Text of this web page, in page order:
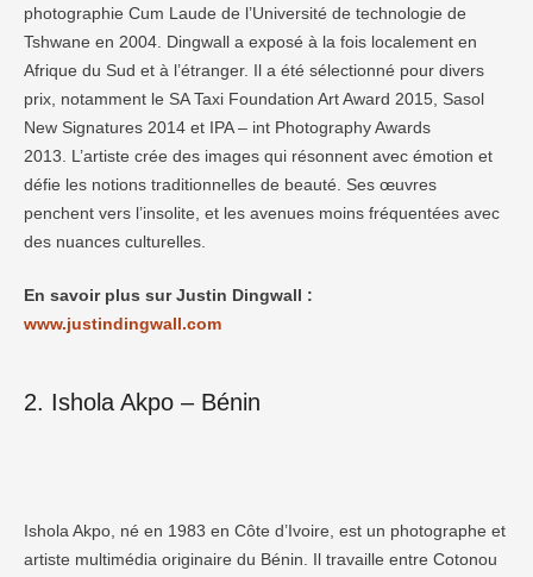
photographie Cum Laude de l’Université de technologie de
Tshwane en 2004. Dingwall a exposé à la fois localement en
Afrique du Sud et à l’étranger. Il a été sélectionné pour divers
prix, notamment le SA Taxi Foundation Art Award 2015, Sasol
New Signatures 2014 et IPA – int Photography Awards
2013. L’artiste crée des images qui résonnent avec émotion et
défie les notions traditionnelles de beauté. Ses œuvres
penchent vers l’insolite, et les avenues moins fréquentées avec
des nuances culturelles.
En savoir plus sur Justin Dingwall :
www.justindingwall.com
2. Ishola Akpo – Bénin
Ishola Akpo, né en 1983 en Côte d’Ivoire, est un photographe et
artiste multimédia originaire du Bénin. Il travaille entre Cotonou